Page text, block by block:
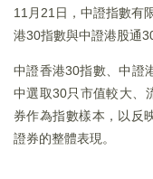
11月21日，中證指數有
港30指數與中證港股通
中證香港30指數、中證
中選取30只市值較大、
券作為指數樣本，以反
證券的整體表現。